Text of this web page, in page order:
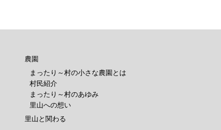
農園
まったり～村の小さな農園とは
村民紹介
まったり～村のあゆみ
里山への想い
里山と関わる